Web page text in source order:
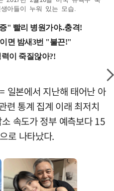
아들이 누워 있는 모습.
일본에서 지난해 태어난 아
련 통계 집계 이래 최저치
속도가 정부 예측보다 15
로 나타났다.